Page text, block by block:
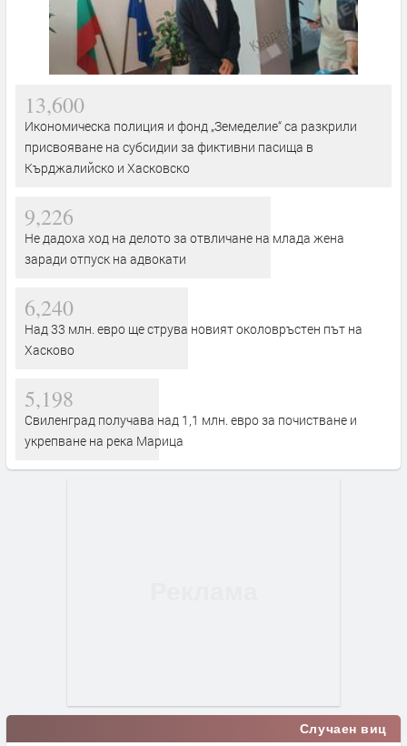
13,600
Икономическа полиция и фонд „Земеделие“ са разкрили
присвояване на субсидии за фиктивни пасища в
Кърджалийско и Хасковско
9,226
Не дадоха ход на делото за отвличане на млада жена
заради отпуск на адвокати
6,240
Над 33 млн. евро ще струва новият околовръстен път на
Хасково
5,198
Свиленград получава над 1,1 млн. евро за почистване и
укрепване на река Марица
Случаен виц